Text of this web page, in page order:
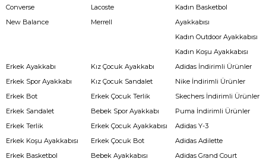
Converse
New Balance
Lacoste
Merrell
Kadın Basketbol
Ayakkabısı
Kadın Outdoor Ayakkabısı
Kadın Koşu Ayakkabısı
Erkek Ayakkabı
Erkek Spor Ayakkabı
Erkek Bot
Erkek Sandalet
Erkek Terlik
Erkek Koşu Ayakkabısı
Erkek Basketbol
Kız Çocuk Ayakkabı
Kız Çocuk Sandalet
Erkek Çocuk Terlik
Bebek Spor Ayakkabı
Erkek Çocuk Ayakkabısı
Erkek Çocuk Bot
Bebek Ayakkabısı
Adidas İndirimli Ürünler
Nike İndirimli Ürünler
Skechers İndirimli Ürünler
Puma İndirimli Ürünler
Adidas Y-3
Adidas Adilette
Adidas Grand Court